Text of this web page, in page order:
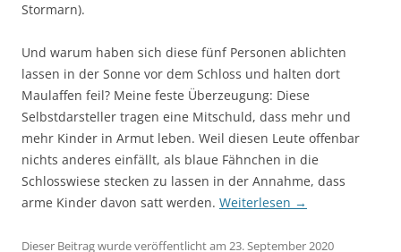
Stormarn).
Und warum haben sich diese fünf Personen ablichten
lassen in der Sonne vor dem Schloss und halten dort
Maulaffen feil? Meine feste Überzeugung: Diese
Selbstdarsteller tragen eine Mitschuld, dass mehr und
mehr Kinder in Armut leben. Weil diesen Leute offenbar
nichts anderes einfällt, als blaue Fähnchen in die
Schlosswiese stecken zu lassen in der Annahme, dass
arme Kinder davon satt werden. Weiterlesen →
Dieser Beitrag wurde veröffentlicht am 23. September 2020